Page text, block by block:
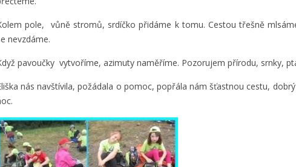
pole, vůně stromů, srdíčko přidáme k tomu. Cestou třešně
nevzdáme.
pavoučky vytvoříme, azimuty naměříme. Pozorujem přírodu, srnky,
nás navštívila, požádala o pomoc, popřála nám šťastnou cestu,